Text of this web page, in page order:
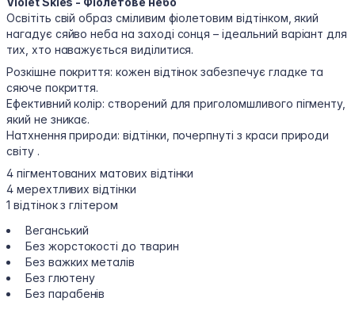
Освітіть свій образ сміливим фіолетовим відтінком, який
нагадує сяйво неба на заході сонця – ідеальний варіант для
тих, хто наважується виділитися.
Розкішне покриття: кожен відтінок забезпечує гладке та
сяюче покриття.
Ефективний колір: створений для приголомшливого пігменту,
який не зникає.
Натхнення природи: відтінки, почерпнуті з краси природи
світу .
4 пігментованих матових відтінки
4 мерехтливих відтінки
1 відтінок з глітером
Веганський
Без жорстокості до тварин
Без важких металів
Без глютену
Без парабенів